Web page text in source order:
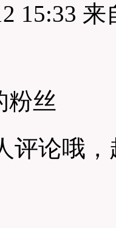
15:33 来
粉丝
评论哦